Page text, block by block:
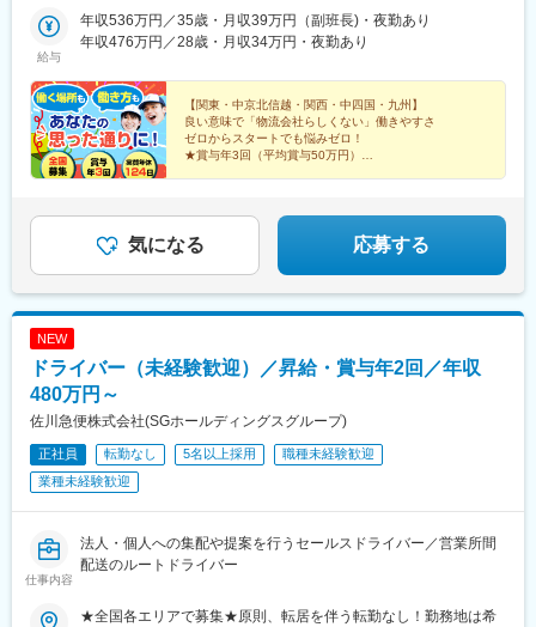
蔵駅、南港東駅、和泉中央駅、志紀駅、北花田駅、桜島駅、ＪＲ
総持寺駅、星ケ丘駅(大阪府)、東三国駅、りんくうタウン駅、広野
駅(兵庫県)、西栗栖駅、千本駅、栄駅(兵庫県)、相野駅、大村駅(兵
駅、伊丹駅(阪急線)、東二見駅、福崎駅、網干駅、鳴門駅、日生中
央駅、佐用駅、フラワータウン駅、西神中央駅、網引駅、マリン
パーク駅、日本へそ公園駅、武庫川団地前駅、コウノトリの郷
駅、西元町駅、播磨町駅、柏原駅(兵庫県)、宝塚駅、別府駅(兵庫
県)、篠山口駅、総合運動公園駅、平松駅、浮孔駅、学研北生駒
(島根県)、金川駅、笠岡駅、西勝間田駅、三菱自工前駅、新広駅、
東福山駅、八次駅、江波駅、西条駅(広島県)、大歳駅、徳山駅、麻
植塚駅、豊浜駅、玉之江駅、山田西町駅、太刀洗駅、竹下駅、新
宮中央駅、田主丸駅、新栄町駅(福岡県)、黒崎駅、肥前麓駅、大善
寺駅、新大村駅、原水駅、肥後大津駅、新玉名駅、八代駅、小川
駅、宇佐駅、日向庄内駅、隼人駅、五位野駅、表木山駅、西１１
丁目駅、曽根田駅、取手駅、グリーンスタジアム前駅、東成田
駅、観音駅、芝公園駅、室駅、三柿野駅、吉原本町駅、大曽根
駅、新豊田駅、新川橋駅、近鉄四日市駅、泊駅(三重県)、木幡駅
(京都府・奈良線)、西大路三条駅、深江橋駅、大阪梅田駅(阪神
線)、コスモスクエア駅、ユニバーサルシティ駅、東淀川駅、猪名
寺駅、花隈駅、宝塚南口駅、黒崎駅前駅、中央区役所前駅、田町
接地は高槻第三営業所になります。住所：〒569-0841 大阪府高
槻市西面北２丁目25-1甲子園第二営業所／兵庫県西宮市【中国】
広島西第一営業所／広島県広島市沼田第二営業所／広島県広島市
善通寺営業所／香川県善通寺市愛媛営業所／愛媛県西条市【九
州】福岡第一営業所／福岡県糟屋郡鹿児島営業所／鹿児島県鹿児
島市※室内原則禁煙／屋外喫煙スペース有※各社共通
給与
年収536万円／35歳・月収39万円（副班長)・夜勤あり
年収476万円／28歳・月収34万円・夜勤あり
【関東・中京北信越・関西・中四国・九州】
良い意味で「物流会社らしくない」働きやすさ
ゼロからスタートでも悩みゼロ！
★賞与年3回（平均賞与50万円）
気になる 応募する
NEW
ドライバー（未経験歓迎）／昇給・賞与年2回／年収
480万円～
佐川急便株式会社(SGホールディングスグループ)
正社員 転勤なし 5名以上採用
職種未経験歓迎
業種未経験歓迎
仕事内容
法人・個人への集配や提案を行うセールスドライバー／営業所間
配送のルートドライバー
★全国各エリアで募集★原則、転居を伴う転勤なし！勤務地は希